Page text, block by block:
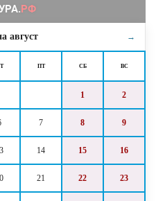
август →
ПТ СБ ВС
1 2
7 8 9
14 15 16
21 22 23